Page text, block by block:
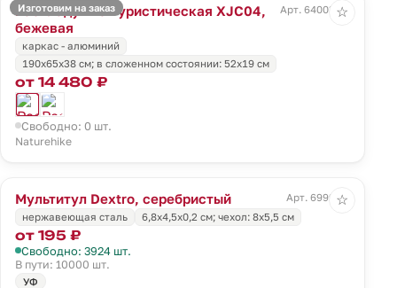
Изготовим на заказ
Раскладушка туристическая XJC04,
бежевая
Арт. 64003.00
каркас - алюминий
190х65х38 см; в сложенном состоянии: 52х19 см
от 14 480 ₽
Свободно: 0 шт.
Naturehike
☆
Мультитул Dextro, серебристый
Арт. 6999.10
нержавеющая сталь
6,8х4,5х0,2 см; чехол: 8х5,5 см
от 195 ₽
Свободно: 3924 шт.
В пути: 10000 шт.
УФ
☆